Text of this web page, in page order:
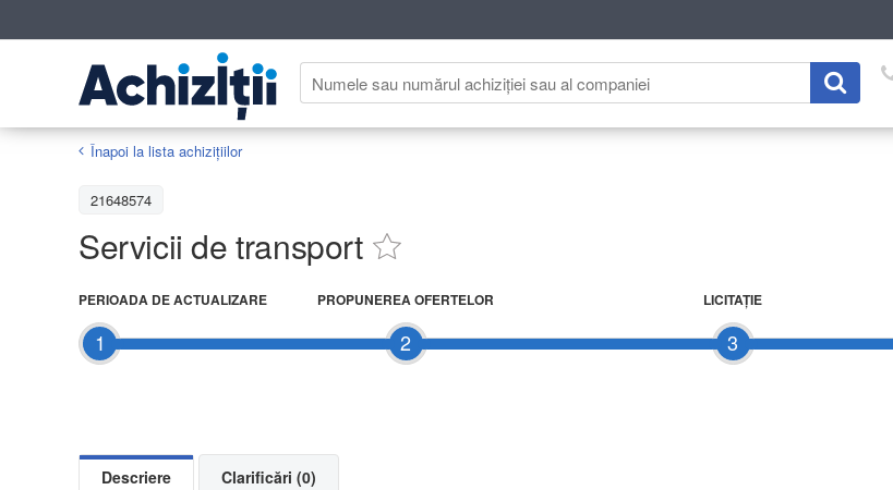
Înapoi la lista achiziţiilor
21648574
Servicii de transport
1
PERIOADA DE ACTUALIZARE
2
PROPUNEREA OFERTELOR
3
LICITAŢIE
Descriere Clarificări (0)